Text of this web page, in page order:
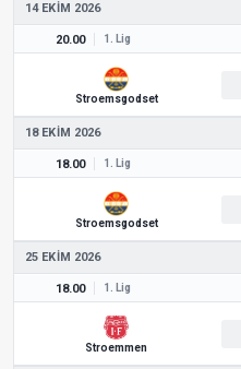
14 EKIM 2026
20.00 1. Lig
Stroemsgodset
18 EKIM 2026
18.00 1. Lig
Stroemsgodset
25 EKIM 2026
18.00 1. Lig
Stroemmen